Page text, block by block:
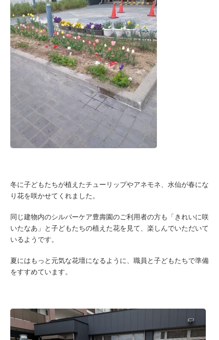
冬に子どもたちが植えたチューリップやアネモネ、水仙が春にな
り花を咲かせてくれました。
同じ建物内のシルバーケア豊壽園のご利用者の方も「きれいに咲
いたなあ」と子どもたちの植えた花を見て、楽しんでいただいて
いるようです。
夏にはもっと元気な花壇になるように、職員と子どもたちで準備
をすすめています。